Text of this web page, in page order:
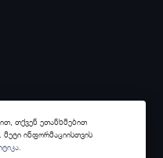
with
თქვენ ეთანხმებით
მეტი ინფორმაციისთვის